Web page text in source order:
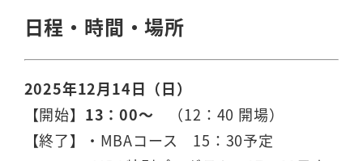
日程・時間・場所
2025年12月14日（日）
【開始】 13：00～ （12：40 開場）
【終了】・MBAコース 15：30予定